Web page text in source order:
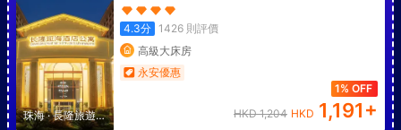
珠海·長隆旅遊度
4.3分 1426則評價
高級大床房
永安優惠
1% OFF
HKD1,204 HKD 1,191+